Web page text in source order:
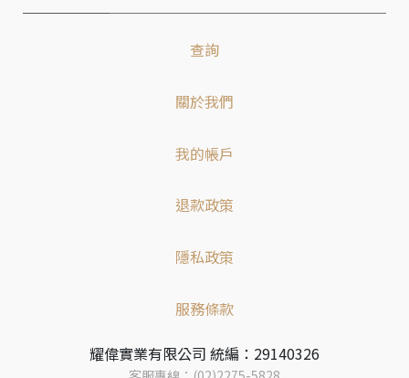
查詢
關於我們
我的帳戶
退款政策
隱私政策
服務條款
耀偉實業有限公司 統編：29140326